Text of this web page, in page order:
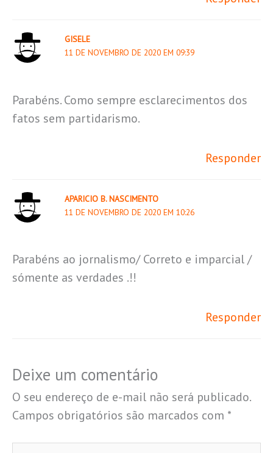
GISELE
11 DE NOVEMBRO DE 2020 EM 09:39
Parabéns. Como sempre esclarecimentos dos
fatos sem partidarismo.
Responder
APARICIO B. NASCIMENTO
11 DE NOVEMBRO DE 2020 EM 10:26
Parabéns ao jornalismo/ Correto e imparcial /
sómente as verdades .!!
Responder
Deixe um comentário
O seu endereço de e-mail não será publicado.
Campos obrigatórios são marcados com *